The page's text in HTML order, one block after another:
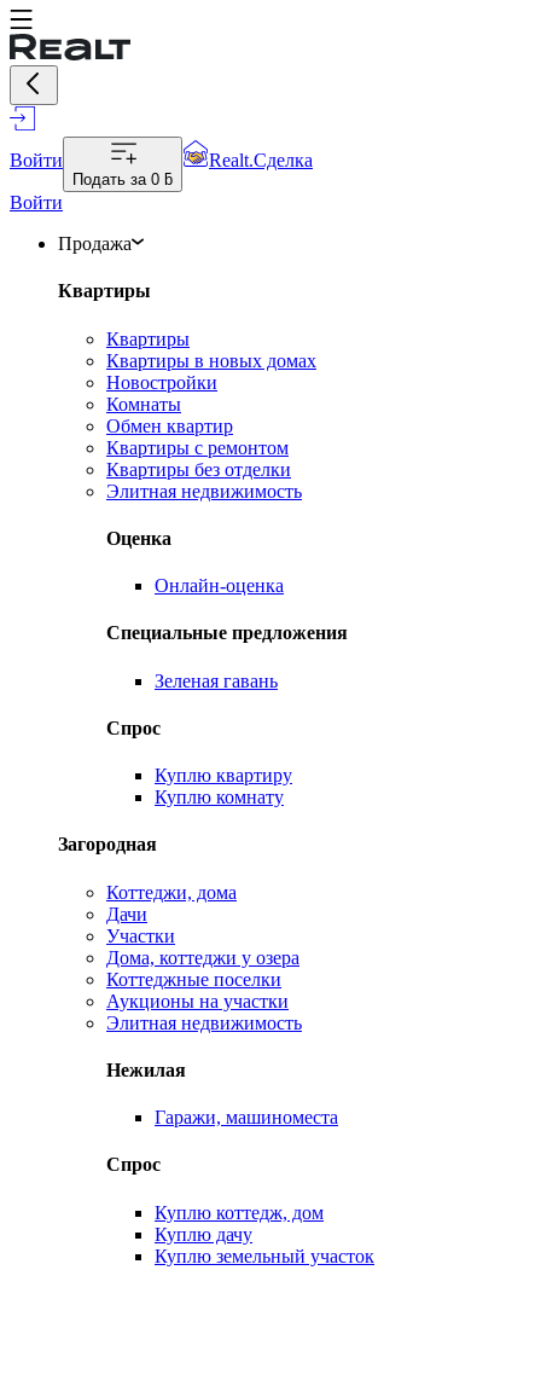
Войти
Подать за 0 ƃ
Realt.Сделка
Войти
Продажа
Квартиры
Квартиры
Квартиры в новых домах
Новостройки
Комнаты
Обмен квартир
Квартиры с ремонтом
Квартиры без отделки
Элитная недвижимость
Оценка
Онлайн-оценка
Специальные предложения
Зеленая гавань
Спрос
Куплю квартиру
Куплю комнату
Загородная
Коттеджи, дома
Дачи
Участки
Дома, коттеджи у озера
Коттеджные поселки
Аукционы на участки
Элитная недвижимость
Нежилая
Гаражи, машиноместа
Спрос
Куплю коттедж, дом
Куплю дачу
Куплю земельный участок